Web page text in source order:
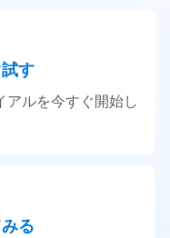
す
ルを今すぐ開始し
る